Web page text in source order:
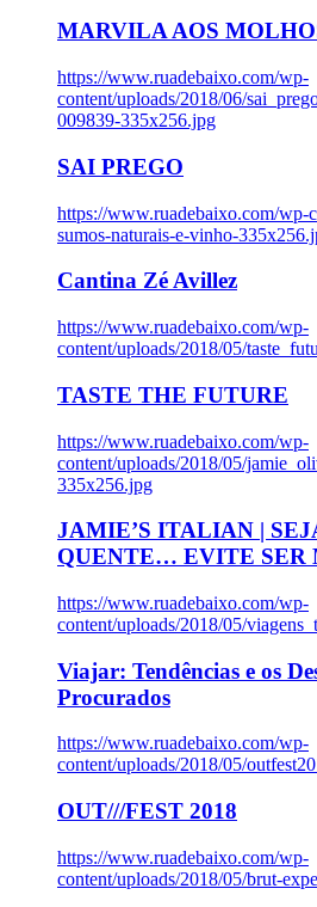
MARVILA AOS
https://www.ruadebaixo.com/wp-
content/uploads/2018/06/
009839-335x256.jpg
SAI PREGO
https://www.ruadebaixo.com/wp-
sumos-naturais-e-vinho-
Cantina Zé Avillez
https://www.ruadebaixo.com/wp-
content/uploads/2018/05/
TASTE THE FUTURE
https://www.ruadebaixo.com/wp-
content/uploads/2018/05/
335x256.jpg
JAMIE’S ITALIAN |
QUENTE… EVITE SER
https://www.ruadebaixo.com/wp-
content/uploads/2018/05/
Viajar: Tendências e os
Procurados
https://www.ruadebaixo.com/wp-
content/uploads/2018/05/
OUT///FEST 2018
https://www.ruadebaixo.com/wp-
content/uploads/2018/05/brut-